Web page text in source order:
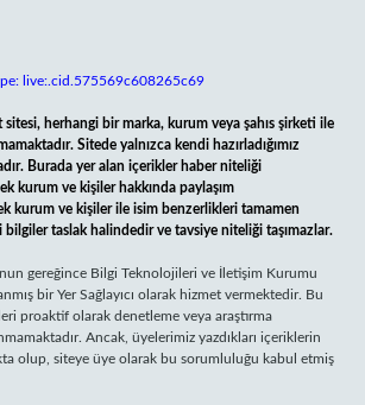
live:.cid.575569c608265c69
sitesi, herhangi bir marka, kurum veya şahıs şirketi ile
Sitede yalnızca kendi hazırladığımız
Burada yer alan içerikler haber niteliği
kurum ve kişiler hakkında paylaşım
kurum ve kişiler ile isim benzerlikleri tamamen
taslak halindedir ve tavsiye niteliği taşımazlar.
gereğince Bilgi Teknolojileri ve İletişim Kurumu
bir Yer Sağlayıcı olarak hizmet vermektedir. Bu
proaktif olarak denetleme veya araştırma
Ancak, üyelerimiz yazdıkları içeriklerin
olup, siteye üye olarak bu sorumluluğu kabul etmiş